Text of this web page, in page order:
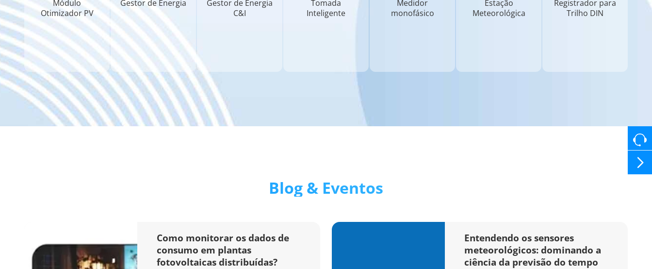
Módulo
Otimizador PV
Gestor de Energia
Gestor de Energia
C&I
Tomada
Inteligente
Medidor
monofásico
Estação
Meteorológica
Registrador para
Trilho DIN
Blog & Eventos
Como monitorar os dados de
consumo em plantas
fotovoltaicas distribuídas?
Entendendo os sensores
meteorológicos: dominando a
ciência da previsão do tempo
